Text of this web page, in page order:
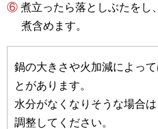
⑥ 煮立ったら落としぶたをし、弱めの中火にして15分ほど
煮含めます。
鍋の大きさや火加減によっ
とがあります。
水分がなくなりそうな場合
調整してください。